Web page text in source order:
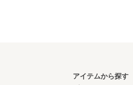
アイテムから探す